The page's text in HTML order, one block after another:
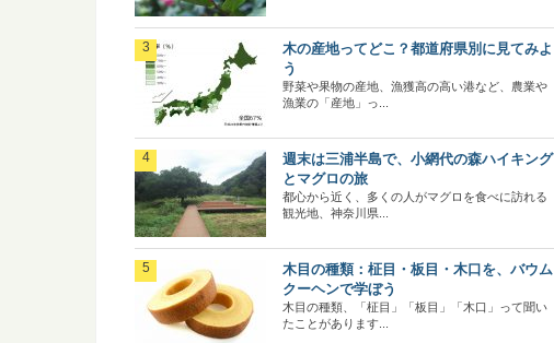
木の産地ってどこ？都道府県別に見てみよ
う
野菜や果物の産地、漁獲高の高い港など、農業や
漁業の「産地」っ...
週末は三浦半島で、小網代の森ハイキング
とマグロの旅
都心から近く、多くの人がマグロを食べに訪れる
観光地、神奈川県...
木目の種類：柾目・板目・木口を、バウム
クーヘンで学ぼう
木目の種類、「柾目」「板目」「木口」って聞い
たことがあります...